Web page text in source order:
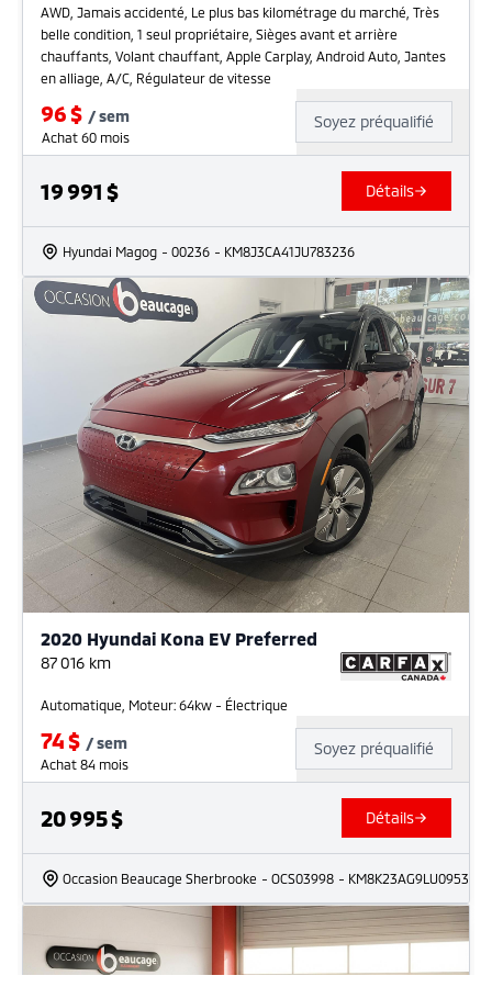
AWD, Jamais accidenté, Le plus bas kilométrage du marché, Très
belle condition, 1 seul propriétaire, Sièges avant et arrière
chauffants, Volant chauffant, Apple Carplay, Android Auto, Jantes
en alliage, A/C, Régulateur de vitesse
96$ /sem
Achat 60 mois
Soyez préqualifié
19 991 $ Détails
Hyundai Magog - 00236 - KM8J3CA41JU783236
2020 Hyundai Kona EV Preferred
87 016 km
Automatique, Moteur: 64kw - Électrique
74$ /sem
Achat 84 mois
Soyez préqualifié
20 995$ Détails
Occasion Beaucage Sherbrooke - OCS03998 - KM8K23AG9LU095358